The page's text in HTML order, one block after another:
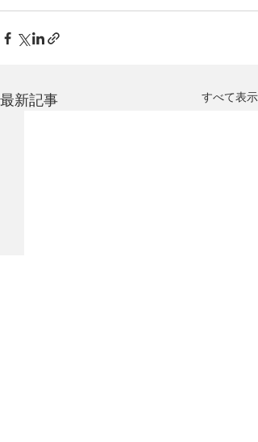
最新記事 すべて表示